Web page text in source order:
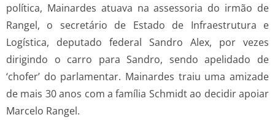
política, Mainardes atuava na assessoria do irmão de
Rangel, o secretário de Estado de Infraestrutura e
Logística, deputado federal Sandro Alex, por vezes
dirigindo o carro para Sandro, sendo apelidado de
‘chofer’ do parlamentar. Mainardes traiu uma amizade
de mais 30 anos com a família Schmidt ao decidir apoiar
Marcelo Rangel.